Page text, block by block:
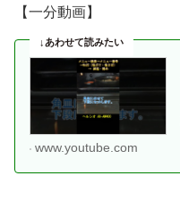
【一分動画】
www.youtube.com